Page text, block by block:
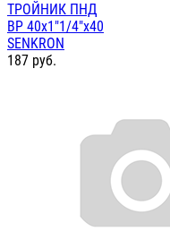
ТРОЙНИК ПНД
ВР 40х1"1/4"х40
SENKRON
187 руб.